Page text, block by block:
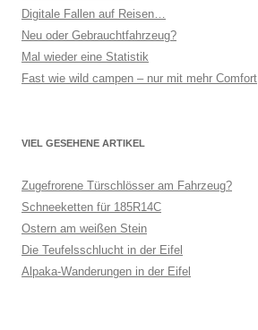
Digitale Fallen auf Reisen…
Neu oder Gebrauchtfahrzeug?
Mal wieder eine Statistik
Fast wie wild campen – nur mit mehr Comfort
VIEL GESEHENE ARTIKEL
Zugefrorene Türschlösser am Fahrzeug?
Schneeketten für 185R14C
Ostern am weißen Stein
Die Teufelsschlucht in der Eifel
Alpaka-Wanderungen in der Eifel